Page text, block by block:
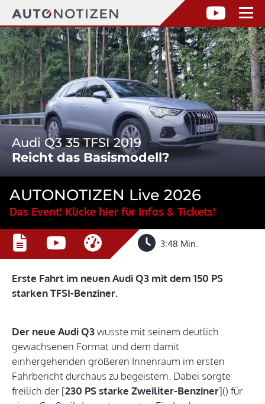
Audi Q3 35 TFSI 2019
Reicht das Basismodell?
AUTONOTIZEN Live 2026
Das Event! Klicke hier für Infos & Tickets!
3:48 Min.
Erste Fahrt im neuen Audi Q3 mit dem 150 PS
starken TFSI-Benziner.
Der neue Audi Q3wusste mit seinem deutlich
gewachsenen Format und dem damit
einhergehenden größeren Innenraum im ersten
Fahrbericht durchaus zu begeistern. Dabei sorgte
freilich der [230 PS starke Zweiliter-Benziner]() für